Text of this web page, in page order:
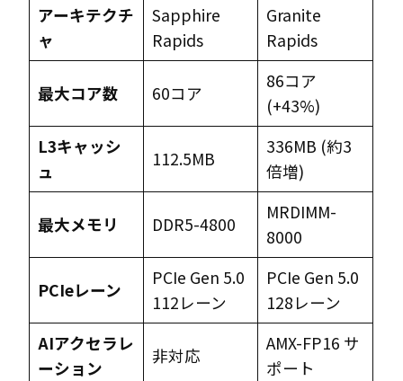
アーキテクチ
ャ
Sapphire
Rapids
Granite
Rapids
最大コア数 60コア
86コア
(+43%)
L3キャッシ
ュ
112.5MB
336MB (約3
倍増)
最大メモリ DDR5-4800
MRDIMM-
8000
PCIeレーン
PCIe Gen 5.0
112レーン
PCIe Gen 5.0
128レーン
AIアクセラレ
ーション
非対応
AMX-FP16 サ
ポート